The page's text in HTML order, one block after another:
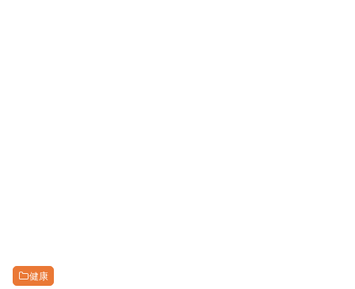
健康